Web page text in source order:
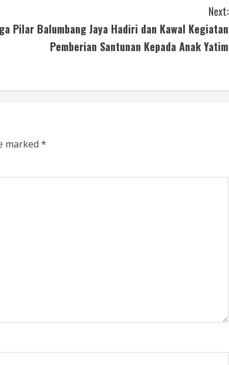
Next:
Pilar Balumbang Jaya Hadiri dan Kawal Kegiatan
Pemberian Santunan Kepada Anak Yatim
marked *